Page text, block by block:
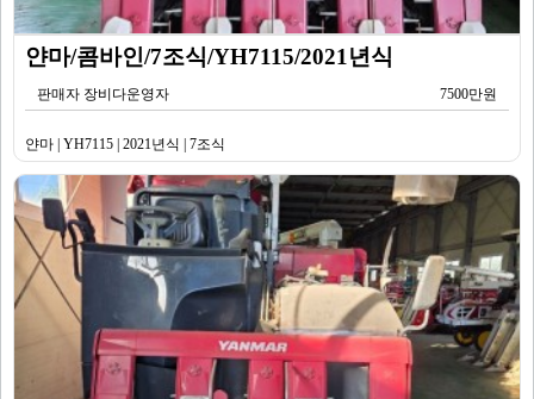
얀마/콤바인/7조식/YH7115/2021년식
판매자 장비다운영자 7500만원
얀마 | YH7115 | 2021년식 | 7조식